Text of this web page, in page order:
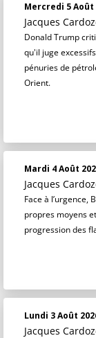
Mercredi 5 Août
Jacques
Donald Trump
qu'il juge
pénuries de
Orient.
Mardi 4 Août
Jacques
Face à l’urgence,
propres moyens
progression des
Lundi 3 Août
Jacques